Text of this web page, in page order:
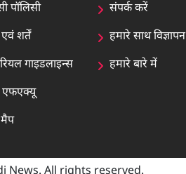
पॉलिसी
शर्तें
गाइडलाइन्स
एफएक्यू
संपर्क करें
हमारे साथ विज्ञापन
हमारे बारे में